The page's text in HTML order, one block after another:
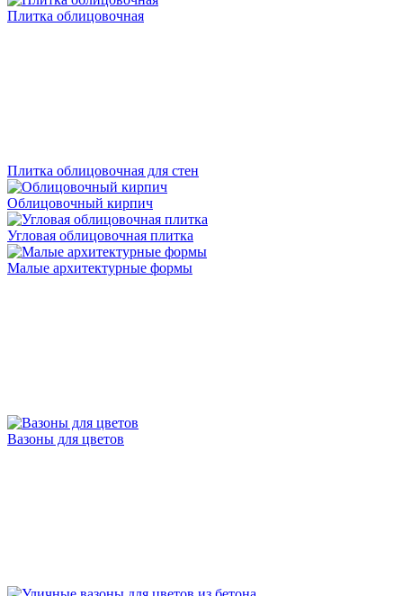
Плитка облицовочная
Плитка облицовочная для стен
Облицовочный кирпич
Угловая облицовочная плитка
Малые архитектурные формы
Вазоны для цветов